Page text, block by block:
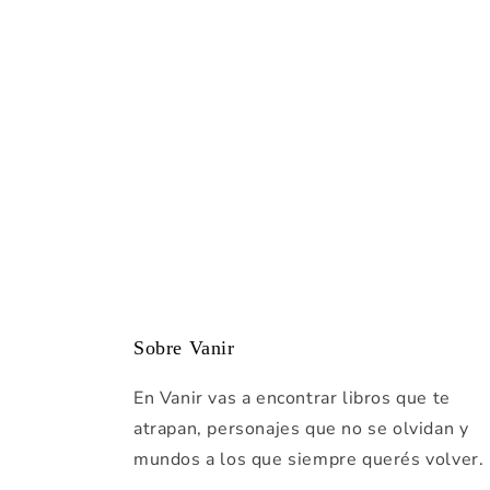
Sobre Vanir
En Vanir vas a encontrar libros que te
atrapan, personajes que no se olvidan y
mundos a los que siempre querés volver.